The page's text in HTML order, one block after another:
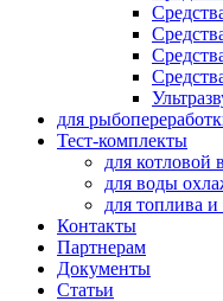
для
Тест-комплекты
для котловой
для воды
для топлива и
Контакты
Партнерам
Документы
Статьи